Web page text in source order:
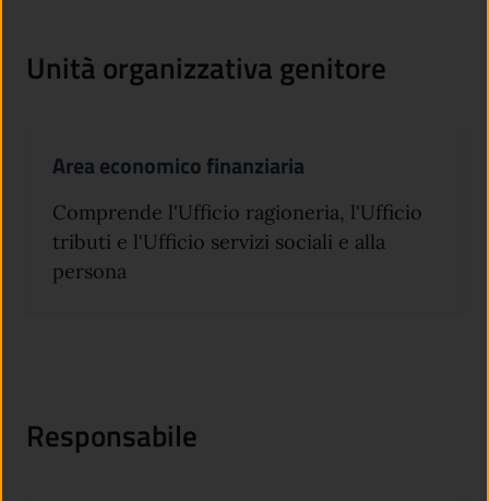
Unità organizzativa genitore
Area economico finanziaria
Comprende l'Ufficio ragioneria, l'Ufficio
tributi e l'Ufficio servizi sociali e alla
persona
Responsabile